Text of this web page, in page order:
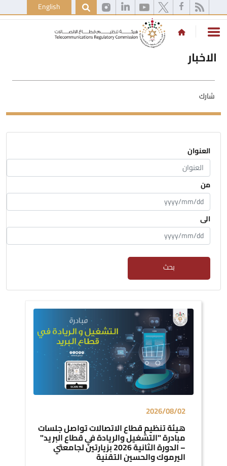
English
الاخبار
شارك
العنوان
من
الى
بحث
2026/08/02
هيئة تنظيم قطاع الاتصالات تواصل جلسات
مبادرة "التشغيل والريادة في قطاع البريد"
– الدورة الثانية 2026 بزيارتين لجامعتي
اليرموك والحسين التقنية